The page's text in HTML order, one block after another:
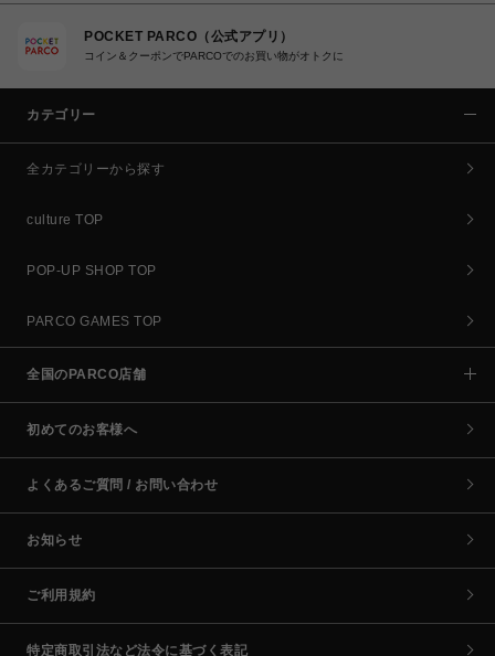
POCKET PARCO（公式アプリ）
コイン＆クーポンでPARCOでのお買い物がオトクに
カテゴリー
全カテゴリーから探す
culture TOP
POP-UP SHOP TOP
PARCO GAMES TOP
全国のPARCO店舗
初めてのお客様へ
よくあるご質問 / お問い合わせ
お知らせ
ご利用規約
特定商取引法など法令に基づく表記